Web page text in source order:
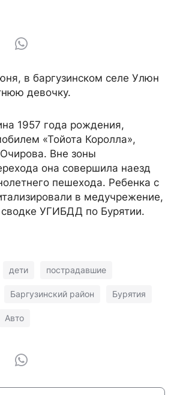
в баргузинском селе Улюн
девочку.
1957 года рождения,
«Тойота Королла»,
Вне зоны
она совершила наезд
пешехода. Ребенка с
в медучрежение,
УГИБДД по Бурятии.
дети пострадавшие
Баргузинский район Бурятия
Авто